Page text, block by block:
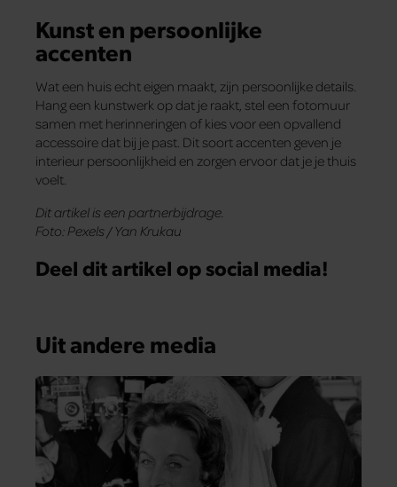
Kunst en persoonlijke
accenten
Wat een huis echt eigen maakt, zijn persoonlijke details.
Hang een kunstwerk op dat je raakt, stel een fotomuur
samen met herinneringen of kies voor een opvallend
accessoire dat bij je past. Dit soort accenten geven je
interieur persoonlijkheid en zorgen ervoor dat je je thuis
voelt.
Dit artikel is een partnerbijdrage.
Foto: Pexels / Yan Krukau
Deel dit artikel op social media!
Uit andere media